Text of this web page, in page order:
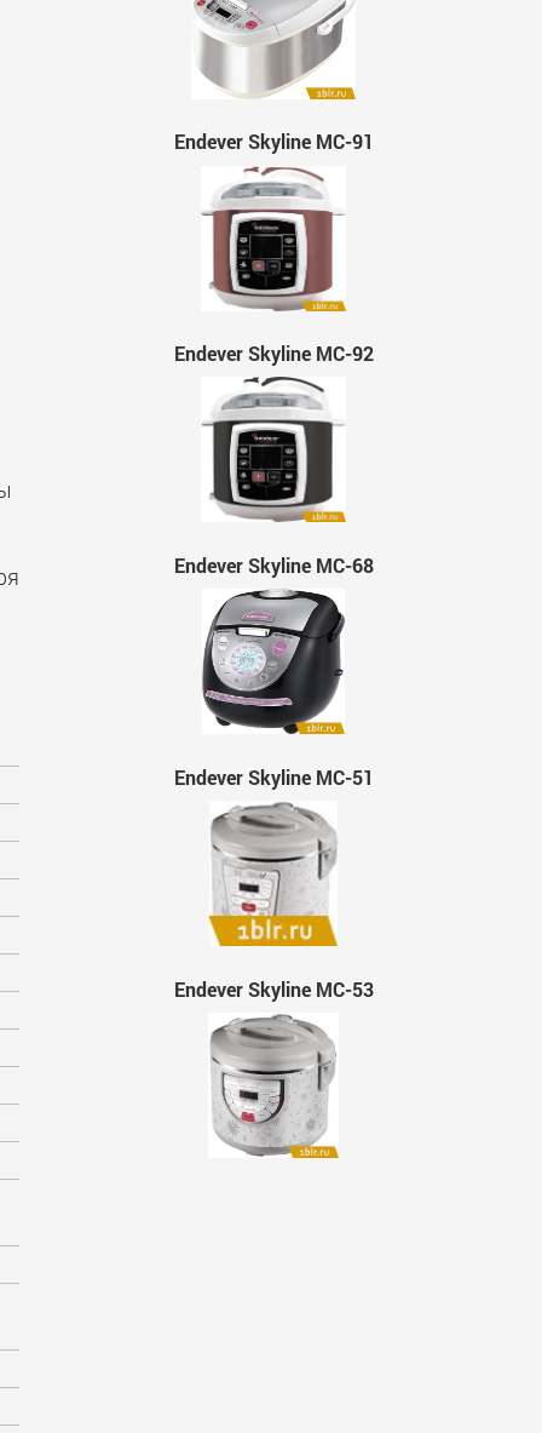
Endever Skyline MC-91
Endever Skyline MC-92
Endever Skyline MC-68
Endever Skyline MC-51
Endever Skyline MC-53